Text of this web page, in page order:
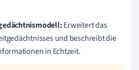
Erweitert das
und beschreibt die
in Echtzeit.